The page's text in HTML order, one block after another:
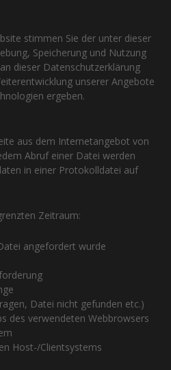
stimmen Sie der unter dieser
Speicherung und Nutzung
dieser Datenschutzerklärung
unserer Angebote
ergeben.
aus dem Internetangebot von
Abruf einer Datei werden
in einer Protokolldatei auf
Zeitraum:
angefordert wurde
Datei nicht gefunden etc.)
des verwendeten Webbrowsers
Host-/Clientsystems